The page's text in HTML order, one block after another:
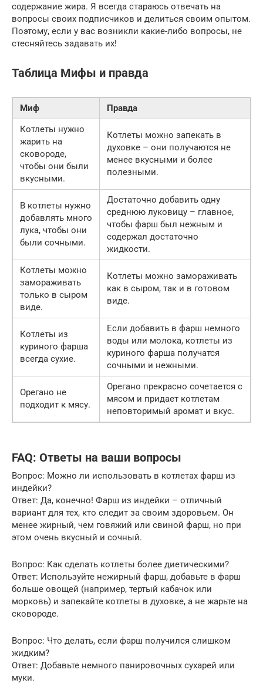
содержание жира. Я всегда стараюсь отвечать на
вопросы своих подписчиков и делиться своим опытом.
Поэтому, если у вас возникли какие-либо вопросы, не
стесняйтесь задавать их!
Таблица Мифы и правда
Миф
Правда
Котлеты нужно
жарить на
сковороде,
чтобы они были
вкусными.
Котлеты можно запекать в
духовке – они получаются не
менее вкусными и более
полезными.
В котлеты нужно
добавлять много
лука, чтобы они
были сочными.
Достаточно добавить одну
среднюю луковицу – главное,
чтобы фарш был нежным и
содержал достаточно
жидкости.
Котлеты можно
замораживать
только в сыром
виде.
Котлеты можно замораживать
как в сыром, так и в готовом
виде.
Котлеты из
куриного фарша
всегда сухие.
Если добавить в фарш немного
воды или молока, котлеты из
куриного фарша получатся
сочными и нежными.
Орегано не
подходит к мясу.
Орегано прекрасно сочетается с
мясом и придает котлетам
неповторимый аромат и вкус.
FAQ: Ответы на ваши вопросы
Вопрос: Можно ли использовать в котлетах фарш из
индейки?
Ответ: Да, конечно! Фарш из индейки – отличный
вариант для тех, кто следит за своим здоровьем. Он
менее жирный, чем говяжий или свиной фарш, но при
этом очень вкусный и сочный.
Вопрос: Как сделать котлеты более диетическими?
Ответ: Используйте нежирный фарш, добавьте в фарш
больше овощей (например, тертый кабачок или
морковь) и запекайте котлеты в духовке, а не жарьте на
сковороде.
Вопрос: Что делать, если фарш получился слишком
жидким?
Ответ: Добавьте немного панировочных сухарей или
муки.